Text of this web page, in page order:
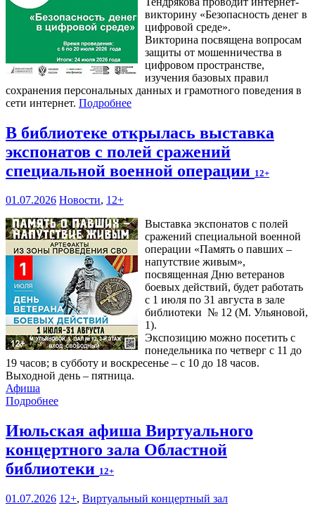
викторину «Безопасность денег в
цифровой среде».
Викторина посвящена вопросам
защиты от мошенничества в
цифровом пространстве,
изучения базовых правил
сохранения персональных данных и грамотного поведения в
сети интернет. Подробнее
В библиотеке открылась выставка
экспонатов с полей сражений
специальной военной операции 12+
01.07.2026 Новости, 12+
Выставка экспонатов с полей
сражений специальной военной
операции «Память о павших –
напутствие живым»,
посвященная Дню ветеранов
боевых действий, будет работать
с 1 июля по 31 августа в зале
библиотеки № 12 (М. Ульяновой,
1).
Экспозицию можно посетить с
понедельника по четверг с 11 до
19 часов; в субботу и воскресенье – с 10 до 18 часов.
Выходной день – пятница.
Афиша
Подробнее
Июльская афиша Виртуального
концертного зала Областной
библиотеки 12+
01.07.2026 12+, Виртуальный концертный зал